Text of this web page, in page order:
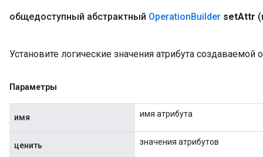
общедоступный абстрактный OperationBuilder setAttr
Установите логические значения атрибута создаваемой
Параметры
имя имя атрибута
ценить значения атрибутов